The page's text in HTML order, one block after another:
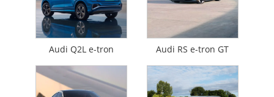
Audi Q2L e-tron Audi RS e-tron GT